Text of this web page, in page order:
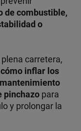
de combustible,
o
carretera,
cómo inflar los
pinchazo para
y prolongar la